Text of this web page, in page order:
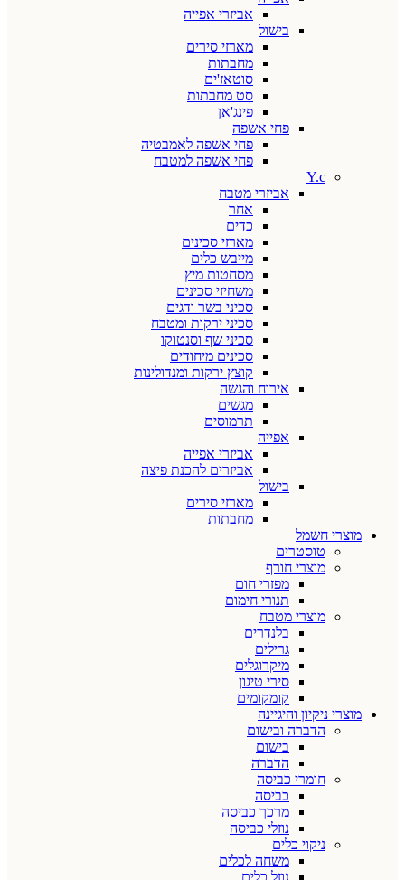
אביזרי אפייה
בישול
מארזי סירים
מחבתות
סוטאז'ים
סט מחבתות
פינג'אן
פחי אשפה
פחי אשפה לאמבטיה
פחי אשפה למטבח
Y.c
אביזרי מטבח
אחר
כדים
מארזי סכינים
מייבש כלים
מסחטות מיץ
משחיזי סכינים
סכיני בשר ודגים
סכיני ירקות ומטבח
סכיני שף וסנטוקו
סכינים מיחודים
קוצץ ירקות ומנדולינות
אירוח והגשה
מגשים
תרמוסים
אפייה
אביזרי אפייה
אביזרים להכנת פיצה
בישול
מארזי סירים
מחבתות
מוצרי חשמל
טוסטרים
מוצרי חורף
מפזרי חום
תנורי חימום
מוצרי מטבח
בלנדרים
גרילים
מיקרוגלים
סירי טיגון
קומקומים
מוצרי ניקיון והיגיינה
הדברה ובישום
בישום
הדברה
חומרי כביסה
כביסה
מרכך כביסה
נוזלי כביסה
ניקוי כלים
משחה לכלים
נוזל כלים